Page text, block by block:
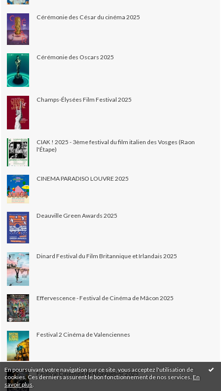
En poursuivant votre navigation sur ce site, vous acceptez l'utilisation de
cookies. Ces derniers assurent le bon fonctionnement de nos services. En
savoir plus
Cérémonie des César du cinéma 2025
Cérémonie des Oscars 2025
Champs-Élysées Film Festival 2025
CIAK ! 2025 - 3ème festival du film italien des Vosges (Raon
l'Étape)
CINEMA PARADISO LOUVRE 2025
Deauville Green Awards 2025
Dinard Festival du Film Britannique et Irlandais 2025
Effervescence - Festival de Cinéma de Mâcon 2025
Festival 2 Cinéma de Valenciennes
Festival Cinemed de Montpellier 2025